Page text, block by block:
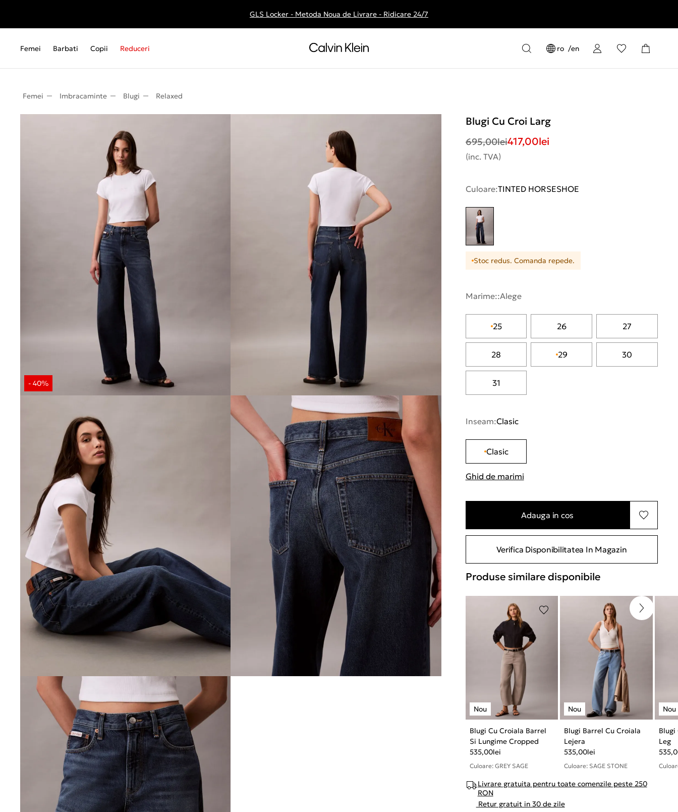
Livrare gratuita la comenzile de peste 250 RON
GLS Locker - Metoda Noua de Livrare - Ridicare 24/7
Femei Barbati Copii Reduceri ro en
Femei Imbracaminte Blugi Relaxed
Blugi Cu Croi Larg
695,00lei417,00lei
(inc. TVA)
Culoare:TINTED HORSESHOE
Stoc redus. Comanda repede.
Marime::Alege
25 26 27
28 29 30
31
Inseam:Clasic
Clasic
Ghid de marimi
Adauga in cos
Verifica Disponibilitatea In Magazin
Produse similare disponibile
Blugi Cu Croiala Barrel
Si Lungime Cropped
535,00lei
Culoare: GREY SAGE
Blugi Barrel Cu Croiala
Lejera
535,00lei
Culoare: SAGE STONE
Blugi
Leg
Livrare gratuita pentru toate comenzile peste 250
RON
Retur gratuit in 30 de zile